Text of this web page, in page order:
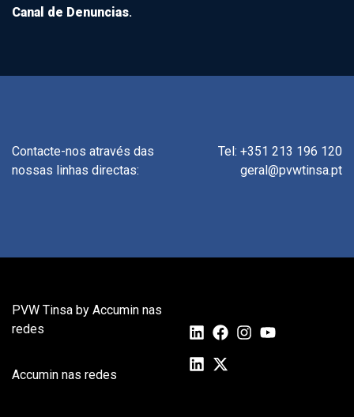
Canal de Denuncias.
Contacte-nos através das
nossas linhas directas:
Tel: +351 213 196 120
geral@pvwtinsa.pt
PVW Tinsa by Accumin nas
redes
Accumin nas redes